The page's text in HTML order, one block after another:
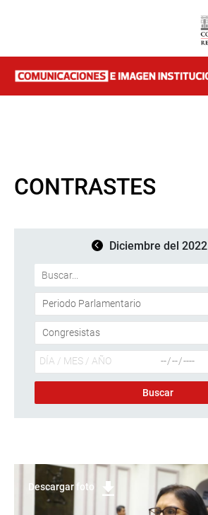
CONTRASTES
Diciembre del 2022
Descargar foto